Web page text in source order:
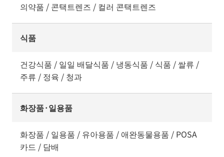
의약품 / 콘택트렌즈 / 컬러 콘택트렌즈
식품
건강식품 / 일일 배달식품 / 냉동식품 / 식품 / 쌀류 /
주류 / 정육 / 청과
화장품·일용품
화장품 / 일용품 / 유아용품 / 애완동물용품 / POSA
카드 / 담배